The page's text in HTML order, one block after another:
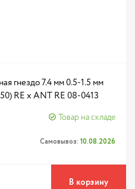
гнездо 7.4 мм 0.5-1.5 мм
RE x ANT RE 08-0413
Товар на складе
Самовывоз: 10.08.2026
В корзину